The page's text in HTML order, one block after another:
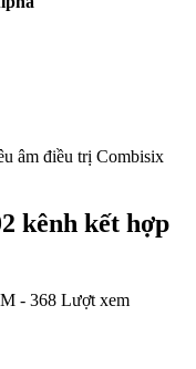
kênh kết hợp
- 368 Lượt xem